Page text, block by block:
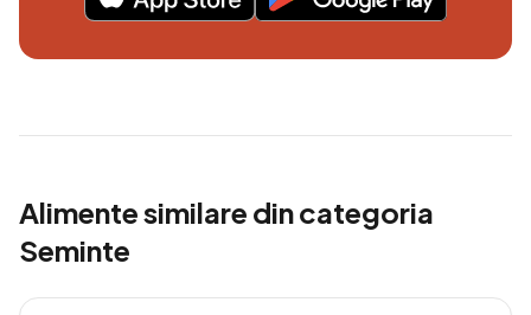
Alimente similare din categoria
Seminte